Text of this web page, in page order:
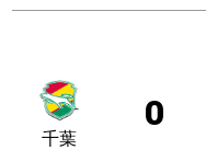
0
千葉